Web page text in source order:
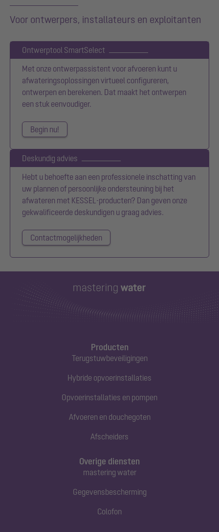
Voor ontwerpers, installateurs en exploitanten
Ontwerptool SmartSelect
Met onze ontwerpassistent voor afvoeren kunt u
afwateringsoplossingen virtueel configureren,
ontwerpen en berekenen. Dat maakt het ontwerpen
een stuk eenvoudiger.
Begin nu!
Deskundig advies
Hebt u behoefte aan een professionele inschatting van
uw plannen of persoonlijke ondersteuning bij het
afwateren met KESSEL-producten? Dan geven onze
gekwalificeerde deskundigen u graag advies.
Contactmogelijkheden
Producten
Terugstuwbeveiligingen
Hybride opvoerinstallaties
Opvoerinstallaties en pompen
Afvoeren en douchegoten
Afscheiders
Overige diensten
mastering water
Gegevensbescherming
Colofon